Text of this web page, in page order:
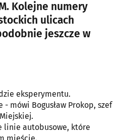
Kolejne numery
ulicach
jeszcze w
eksperymentu.
mówi Bogusław Prokop, szef
linie autobusowe, które
mieście.